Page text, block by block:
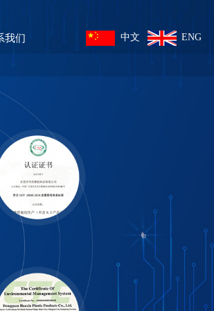
我们 中文 ENG